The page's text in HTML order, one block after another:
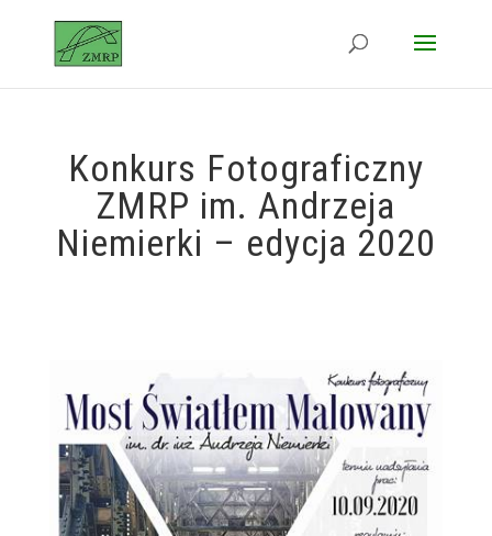
Konkurs Fotograficzny
ZMRP im. Andrzeja
Niemierki – edycja 2020